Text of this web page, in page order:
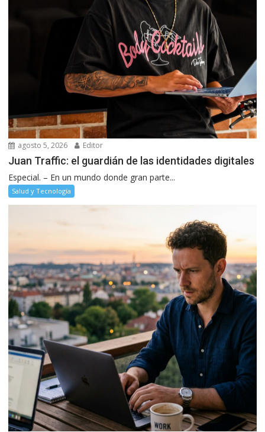
agosto 5, 2026 Editor
Juan Traffic: el guardián de las identidades digitales
Especial. – En un mundo donde gran parte...
Salud y Tecnología